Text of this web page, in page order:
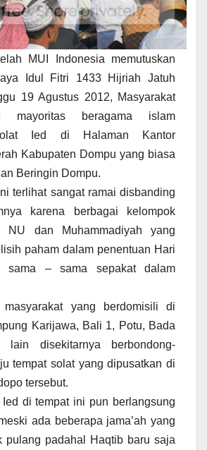
MUI Indonesia memutuskan
Idul Fitri 1433 Hijriah Jatuh
19 Agustus 2012, Masyarakat
mayoritas beragama islam
Ied di Halaman Kantor
Kabupaten Dompu yang biasa
Beringin Dompu.
terlihat sangat ramai disbanding
karena berbagai kelompok
NU dan Muhammadiyah yang
paham dalam penentuan Hari
sama – sama sepakat dalam
yang berdomisili di
Karijawa, Bali 1, Potu, Bada
lain disekitarnya berbondong-
tempat solat yang dipusatkan di
tersebut.
di tempat ini pun berlangsung
ada beberapa jama’ah yang
pulang padahal Haqtib baru saja